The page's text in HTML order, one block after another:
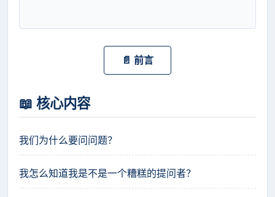
📄 前言
📖 核心内容
我们为什么要问问题？
我怎么知道我是不是一个糟糕的提问者？